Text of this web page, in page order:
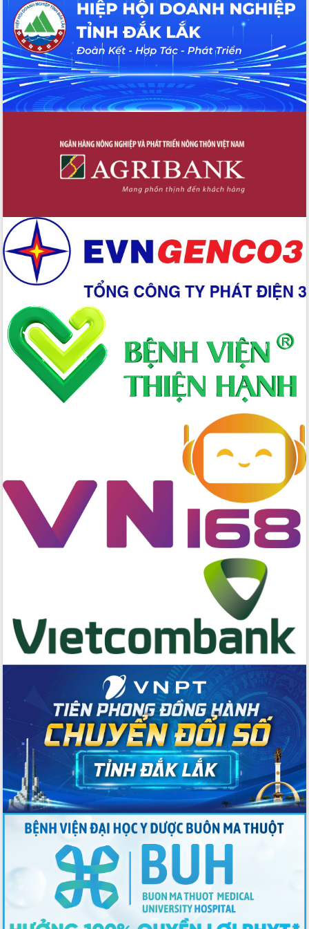
hiện nhiệm vụ quản lý tài sản công
hàng tuần
Tháo gỡ những vướng mắc, đẩy mạnh
công tác cải cách thủ tục hành chính
tại Trung tâm Phục vụ hành chính
công tỉnh
Đắk Lắk: Tôn vinh 46 giải pháp tại Hội
về phát triển nuôi trồng thủy sản
Phó Chủ tịch UBND tỉnh Đắk Lắk
Trương Công Thái kiểm tra thực địa
Dự án cao tốc Khánh Hòa - Buôn Ma
Định vị cà phê Việt Nam như một “di
sản sống” trong dòng chảy toàn cầu
Xây dựng nông thôn mới: Nâng cao đời
sống người dân từ những mô hình thiết
thực
Quyết liệt tháo gỡ vướng mắc, đẩy
nhanh tiến độ các dự án trọng điểm
trong Khu kinh tế Nam Phú Yên
Hòn Yến phát triển du lịch gắn với bảo
tồn biển
Lấy ý kiến điều chỉnh Quy hoạch tỉnh
Đắk Lắk thời kỳ 2021-2030, tầm nhìn
đến năm 2050
kinh tế từ 10% trở lên trong Quý
II/2026
Đắk Lắk ký kết thỏa thuận hợp tác về
chuyển đổi số giai đoạn 2026 – 2030
với Tập đoàn Bưu chính Viễn thông
Việt Nam
du khách thông qua Hệ thống cơ sở dữ
liệu và Bản đồ số
trong thương mại điện tử năm 2026
Đoàn đại biểu Quốc hội tỉnh Đắk Lắk
trao đổi thông tin trước Kỳ họp thứ
nhất, Quốc hội khóa XVI
Quyết liệt cải cách hành chính, khơi
thông nguồn lực phát triển
Nâng cao hiệu lực, hiệu quả HĐND
tỉnh thông qua hiện đại hóa hành chính
Xã Ea Phê gắn cải cách hành chính với
chuyển đổi số
Phó Chủ tịch Thường trực UBND tỉnh
Hồ Thị Nguyên Thảo làm việc tại Trung
tâm Phục vụ hành chính công xã Ea
Phê
Xây dựng nền hành chính số đồng
hành cùng nông dân dân, doanh nghiệp
Giai đoạn 2026-2030, Đắk Lắk phấn